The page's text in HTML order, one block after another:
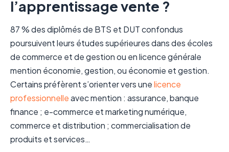
l’apprentissage vente ?
87 % des diplômés de BTS et DUT confondus
poursuivent leurs études supérieures dans des écoles
de commerce et de gestion ou en licence générale
mention économie, gestion, ou économie et gestion.
Certains préfèrent s’orienter vers unelicence
professionnelleavec mention : assurance, banque
finance ; e-commerce et marketing numérique,
commerce et distribution ; commercialisation de
produits et services…